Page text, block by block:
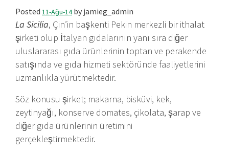
Posted 11-Ağu-14by jamieg_admin
La Sicilia, Çin’in başkenti Pekin merkezli bir ithalat
şirketi olup İtalyan gıdalarının yanı sıra diğer
uluslararası gıda ürünlerinin toptan ve perakende
satışında ve gıda hizmeti sektöründe faaliyetlerini
uzmanlıkla yürütmektedir.
Söz konusu şirket; makarna, bisküvi, kek,
zeytinyağı, konserve domates, çikolata, şarap ve
diğer gıda ürünlerinin üretimini
gerçekleştirmektedir.